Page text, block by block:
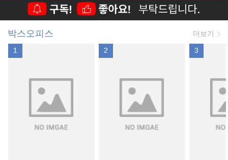
박스오피스 더보기
1 2 3